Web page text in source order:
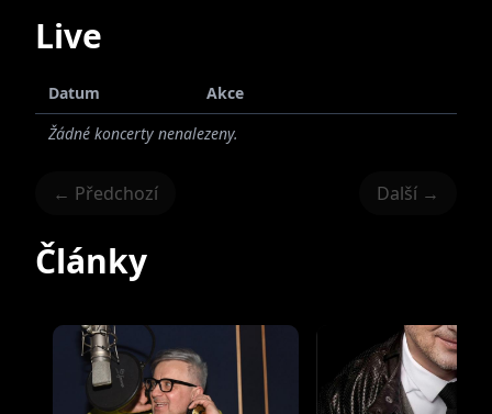
Live
Datum
Akce
Žádné koncerty nenalezeny.
← Předchozí Další →
Články